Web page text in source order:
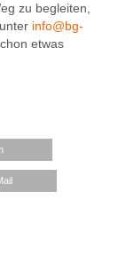
zu begleiten,
info@bg-
etwas